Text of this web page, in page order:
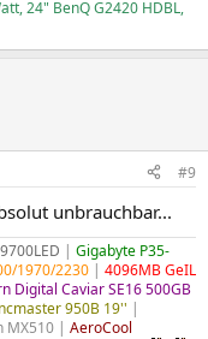
24" BenQ G2420 HDBL,
#9
unbrauchbar...
| Gigabyte P35-
1970/2230 | 4096MB GeIL
Digital Caviar SE16 500GB
950B 19'' |
MX510 | AeroCool